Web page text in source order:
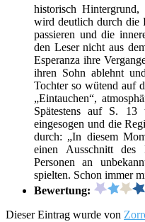
historisch Hintergrund,
wird deutlich durch die
passieren und die
den Leser nicht aus
Esperanza ihre
ihren Sohn ablehnt
Tochter so wütend auf
„Eintauchen“,
Spätestens auf S.
eingesogen und die
durch: „In diesem
einen Ausschnitt des
Personen an
spielten. Schon immer
Bewertung:
Dieser Eintrag wurde von